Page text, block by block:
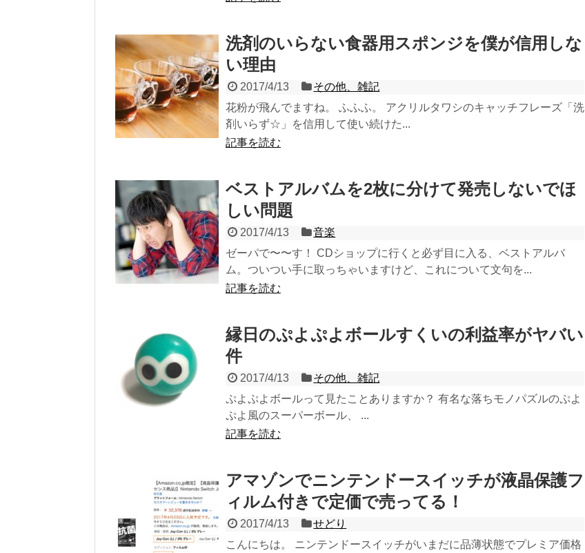
洗剤のいらない食器用スポンジを僕が信用しな
い理由
2017/4/13
その他、雑記
花粉が飛んでますね。 ふふふ。 アクリルタワシのキャッチフレーズ「洗
剤いらず☆」を信用して使い続けた...
記事を読む
ベストアルバムを2枚に分けて発売しないでほ
しい問題
2017/4/13
音楽
ゼーパで〜〜す！ CDショップに行くと必ず目に入る、ベストアルバ
ム。ついつい手に取っちゃいますけど、これについて文句を...
記事を読む
縁日のぷよぷよボールすくいの利益率がヤバい
件
2017/4/13
その他、雑記
ぷよぷよボールって見たことありますか？ 有名な落ちモノパズルのぷよ
ぷよ風のスーパーボール、 ...
記事を読む
アマゾンでニンテンドースイッチが液晶保護フ
ィルム付きで定価で売ってる！
2017/4/13
せどり
こんにちは。 ニンテンドースイッチがいまだに品薄状態でプレミア価格